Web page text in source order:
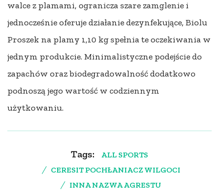
walce z plamami, ogranicza szare zamglenie i
jednocześnie oferuje działanie dezynfekujące, Biolu
Proszek na plamy 1,10 kg spełnia te oczekiwania w
jednym produkcie. Minimalistyczne podejście do
zapachów oraz biodegradowalność dodatkowo
podnoszą jego wartość w codziennym
użytkowaniu.
Tags:
ALL SPORTS
CERESIT POCHŁANIACZ WILGOCI
INNA NAZWA AGRESTU